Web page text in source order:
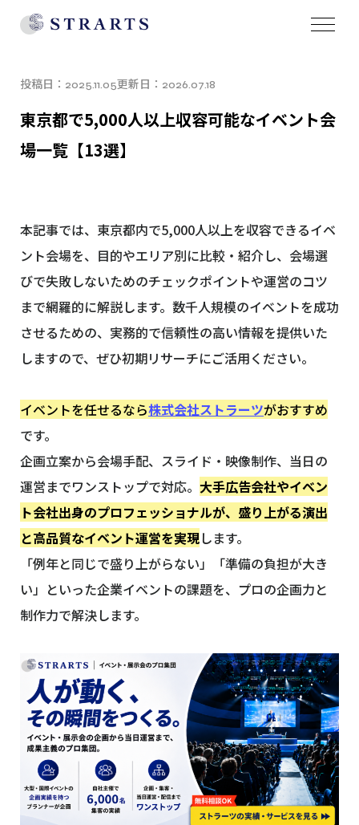
投稿日： 2025.11.05更新日： 2026.07.18
東京都で5,000人以上収容可能なイベント会
場一覧【13選】
本記事では、東京都内で5,000人以上を収容できるイベ
ント会場を、目的やエリア別に比較・紹介し、会場選
びで失敗しないためのチェックポイントや運営のコツ
まで網羅的に解説します。数千人規模のイベントを成功
させるための、実務的で信頼性の高い情報を提供いた
しますので、ぜひ初期リサーチにご活用ください。
イベントを任せるなら株式会社ストラーツがおすすめ
です。
企画立案から会場手配、スライド・映像制作、当日の
運営までワンストップで対応。 大手広告会社やイベン
ト会社出身のプロフェッショナルが、盛り上がる演出
と高品質なイベント運営を実現します。
「例年と同じで盛り上がらない」「準備の負担が大き
い」といった企業イベントの課題を、プロの企画力と
制作力で解決します。